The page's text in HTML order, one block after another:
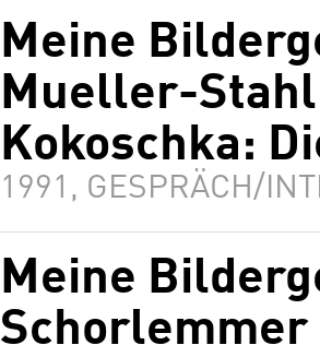
Meine
Mueller-Stahl
Kokoschka:
1991, GESPRÄCH/
Meine
Schorlemmer